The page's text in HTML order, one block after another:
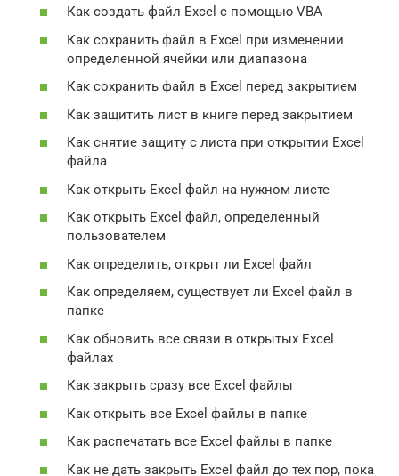
Как создать файл Excel с помощью VBA
Как сохранить файл в Excel при изменении
определенной ячейки или диапазона
Как сохранить файл в Excel перед закрытием
Как защитить лист в книге перед закрытием
Как снятие защиту с листа при открытии Excel
файла
Как открыть Excel файл на нужном листе
Как открыть Excel файл, определенный
пользователем
Как определить, открыт ли Excel файл
Как определяем, существует ли Excel файл в
папке
Как обновить все связи в открытых Excel
файлах
Как закрыть сразу все Excel файлы
Как открыть все Excel файлы в папке
Как распечатать все Excel файлы в папке
Как не дать закрыть Excel файл до тех пор, пока